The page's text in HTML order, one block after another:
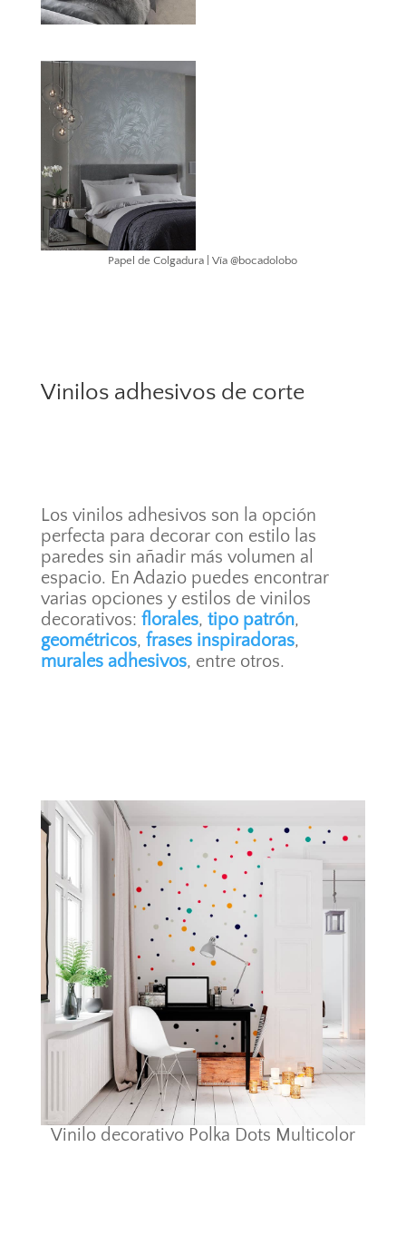
Papel de Colgadura | Vía @bocadolobo
Vinilos adhesivos de corte
Los vinilos adhesivos son la opción
perfecta para decorar con estilo las
paredes sin añadir más volumen al
espacio. En Adazio puedes encontrar
varias opciones y estilos de vinilos
decorativos: florales, tipo patrón,
geométricos, frases inspiradoras,
murales adhesivos, entre otros.
Vinilo decorativo Polka Dots Multicolor